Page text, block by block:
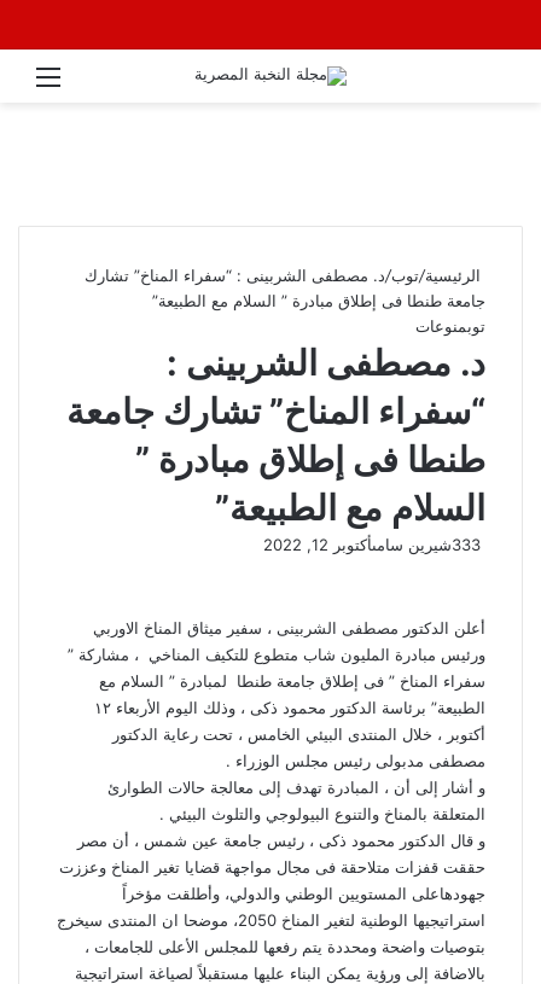
الرئيسية/توب/د. مصطفى الشربينى : “سفراء المناخ” تشارك
جامعة طنطا فى إطلاق مبادرة ” السلام مع الطبيعة”
توبمنوعات
د. مصطفى الشربينى :
“سفراء المناخ” تشارك جامعة
طنطا فى إطلاق مبادرة ”
السلام مع الطبيعة”
شيرين سامىأكتوبر 12, 2022
أعلن الدكتور مصطفى الشربينى ، سفير ميثاق المناخ الاوربي
ورئيس مبادرة المليون شاب متطوع للتكيف المناخي ، مشاركة ”
سفراء المناخ ” فى إطلاق جامعة طنطا لمبادرة ” السلام مع
الطبيعة” برئاسة الدكتور محمود ذكى ، وذلك اليوم الأربعاء ١٢
أكتوبر ، خلال المنتدى البيئي الخامس ، تحت رعاية الدكتور
مصطفى مدبولى رئيس مجلس الوزراء .
و أشار إلى أن ، المبادرة تهدف إلى معالجة حالات الطوارئ
المتعلقة بالمناخ والتنوع البيولوجي والتلوث البيئي .
و قال الدكتور محمود ذكى ، رئيس جامعة عين شمس ، أن مصر
حققت قفزات متلاحقة فى مجال مواجهة قضايا تغير المناخ وعززت
جهودهاعلى المستويين الوطني والدولي، وأطلقت مؤخراً
استراتيجيها الوطنية لتغير المناخ 2050، موضحا ان المنتدى سيخرج
بتوصيات واضحة ومحددة يتم رفعها للمجلس الأعلى للجامعات ،
بالاضافة إلى ورؤية يمكن البناء عليها مستقبلاً لصياغة استراتيجية